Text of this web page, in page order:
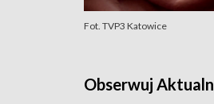
Fot. TVP3 Katowice
Obserwuj